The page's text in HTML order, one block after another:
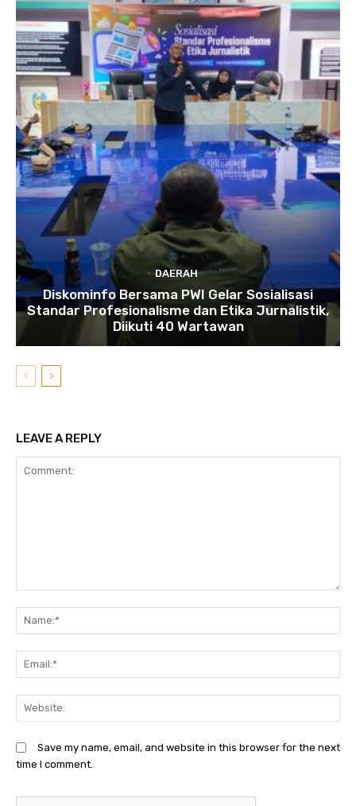
DAERAH
Diskominfo Bersama PWI Gelar Sosialisasi
Standar Profesionalisme dan Etika Jurnalistik,
Diikuti 40 Wartawan
LEAVE A REPLY
Save my name, email, and website in this browser for the next
time I comment.